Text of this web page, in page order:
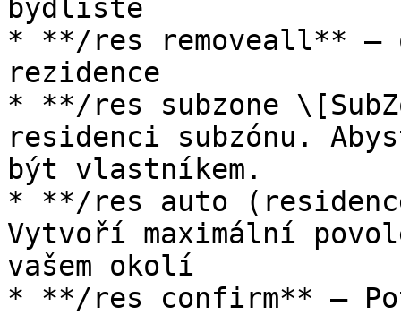
bydliště
* **/res removeall** –
rezidence
* **/res subzone
residenci subzónu.
být vlastníkem.
* **/res auto
Vytvoří maximální
vašem okolí
* **/res confirm** –